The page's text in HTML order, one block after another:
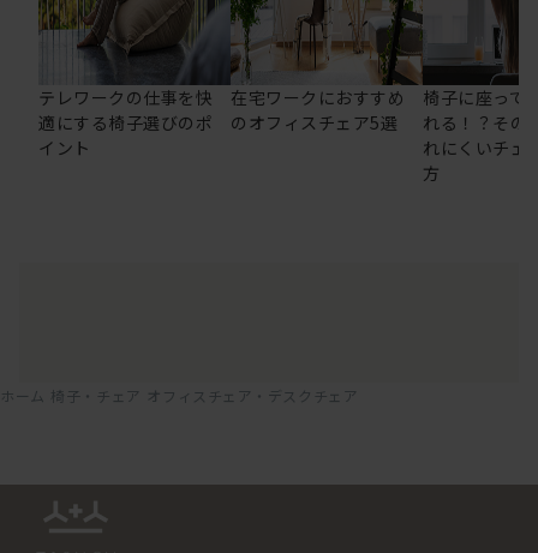
テレワークの仕事を快
適にする椅子選びのポ
イント
在宅ワークにおすすめ
のオフィスチェア5選
椅子に座って
れる！？その
れにくいチェ
方
ホーム 椅子・チェア オフィスチェア・デスクチェア